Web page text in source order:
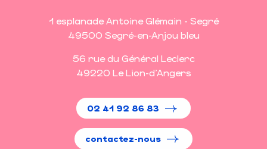
1 esplanade Antoine Glémain - Segré
49500 Segré-en-Anjou bleu
56 rue du Général Leclerc
49220 Le Lion-d'Angers
02 41 92 86 83
contactez-nous